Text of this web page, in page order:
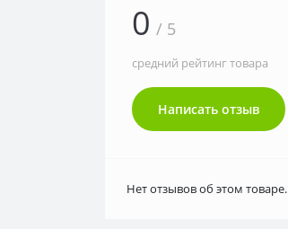
0 / 5
средний рейтинг товара
Написать отзыв
Нет отзывов об этом товаре.